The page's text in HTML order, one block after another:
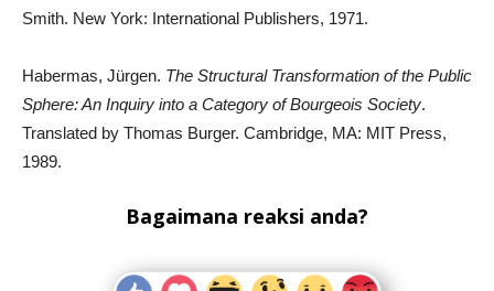
Smith. New York: International Publishers, 1971.
Habermas, Jürgen. The Structural Transformation of the Public
Sphere: An Inquiry into a Category of Bourgeois Society.
Translated by Thomas Burger. Cambridge, MA: MIT Press,
1989.
Bagaimana reaksi anda?